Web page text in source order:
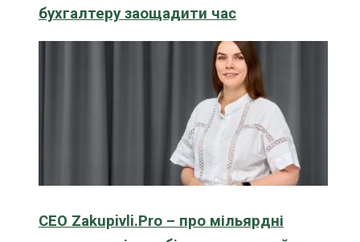
бухгалтеру заощадити час
CEO Zakupivli.Pro – про мільярдні